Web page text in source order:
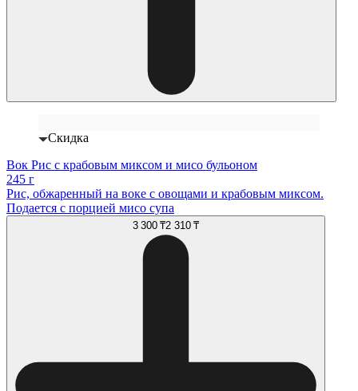
Скидка
Вок Рис с крабовым миксом и мисо бульоном
245 г
Рис, обжаренный на воке с овощами и крабовым миксом.
Подается с порцией мисо супа
3 300 ₸2 310 ₸